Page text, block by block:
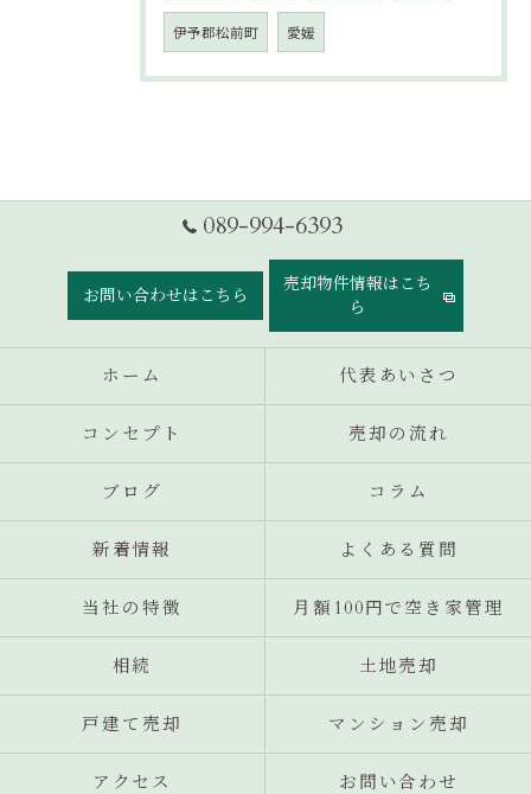
伊予郡松前町 愛媛
089-994-6393
お問い合わせはこちら
売却物件情報はこち
ら
ホーム 代表あいさつ
コンセプト 売却の流れ
ブログ コラム
新着情報 よくある質問
当社の特徴 月額100円で空き家管理
相続 土地売却
戸建て売却 マンション売却
アクセス お問い合わせ